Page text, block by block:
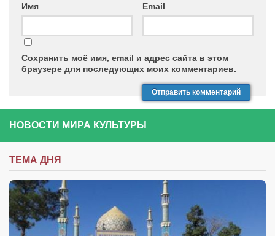
Имя Email
Сохранить моё имя, email и адрес сайта в этом
браузере для последующих моих комментариев.
НОВОСТИ МИРА КУЛЬТУРЫ
ТЕМА ДНЯ